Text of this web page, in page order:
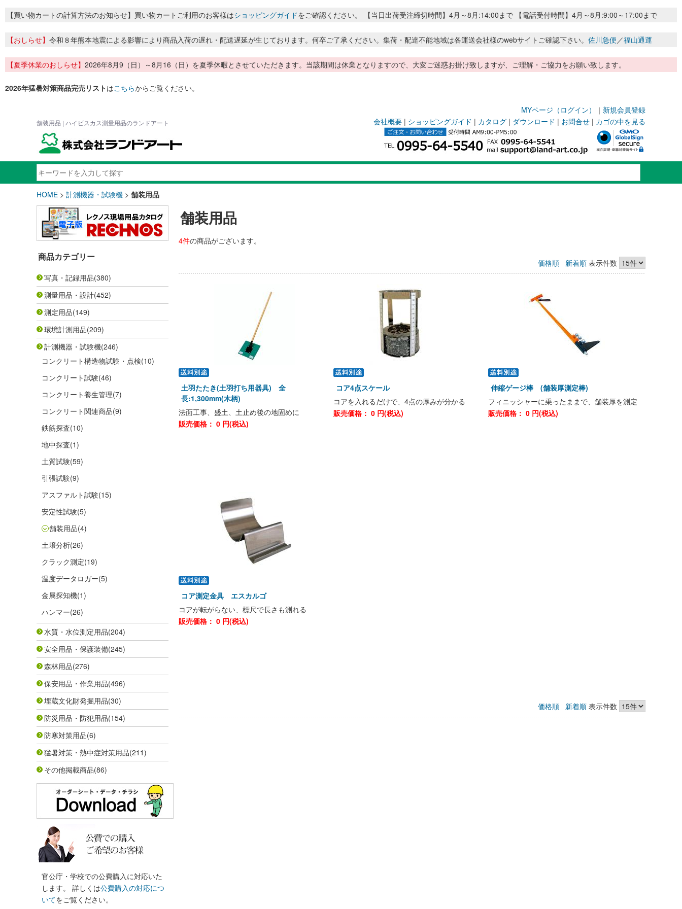
【買い物カートの計算方法のお知らせ】買い物カートご利用のお客様はショッピングガイドをご確認ください。 【当日出荷受注締切時間】4月～8月:14:00まで 【電話受付時間】4月～8月:9:00～17:00まで
【おしらせ】 令和８年熊本地震による影響により商品入荷の遅れ・配送遅延が生じております。何卒ご了承ください。集荷・配達不能地域は各運送会社様のwebサイトご確認下さい。 佐川急便／福山通運
【夏季休業のおしらせ】 2026年8月9（日）～8月16（日）を夏季休暇とさせていただきます。当該期間は休業となりますので、大変ご迷惑お掛け致しますが、ご理解・ご協力をお願い致します。
2026年猛暑対策商品完売リストはこちらからご覧ください。
MYページ（ログイン） ｜ 新規会員登録
舗装用品 | ハイビスカス測量用品のランドアート 会社概要 | ショッピングガイド | カタログ | ダウンロード | お問合せ | カゴの中を見る
HOME > 計測機器・試験機 > 舗装用品
商品カテゴリー
写真・記録用品(380)
測量用品・設計(452)
測定用品(149)
環境計測用品(209)
計測機器・試験機(246)
コンクリート構造物試験・点検(10)
コンクリート試験(46)
コンクリート養生管理(7)
コンクリート関連商品(9)
鉄筋探査(10)
地中探査(1)
土質試験(59)
引張試験(9)
アスファルト試験(15)
安定性試験(5)
舗装用品(4)
土壌分析(26)
クラック測定(19)
温度データロガー(5)
金属探知機(1)
ハンマー(26)
水質・水位測定用品(204)
安全用品・保護装備(245)
森林用品(276)
保安用品・作業用品(496)
埋蔵文化財発掘用品(30)
防災用品・防犯用品(154)
防寒対策用品(6)
猛暑対策・熱中症対策用品(211)
その他掲載商品(86)
官公庁・学校での公費購入に対応いた
します。 詳しくは公費購入の対応につ
いてをご覧ください。
舗装用品
4件の商品がございます。
価格順 新着順 表示件数
土羽たたき(土羽打ち用器具) 全
長:1,300mm(木柄)
法面工事、盛土、土止め後の地固めに
販売価格： 0 円(税込)
コア4点スケール
コアを入れるだけで、4点の厚みが分かる
販売価格： 0 円(税込)
伸縮ゲージ棒 (舗装厚測定棒)
フィニッシャーに乗ったままで、舗装厚を測定
販売価格： 0 円(税込)
コア測定金具 エスカルゴ
コアが転がらない、標尺で長さも測れる
販売価格： 0 円(税込)
価格順 新着順 表示件数